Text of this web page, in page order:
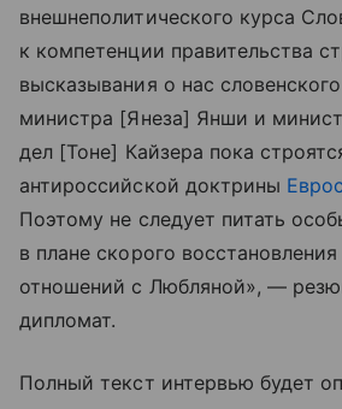
внешнеполитического курса
к компетенции правительства
высказывания о нас
министра [Янеза] Янши и
дел [Тоне] Кайзера пока
антироссийской доктрины
Поэтому не следует питать
в плане скорого
отношений с Любляной», —
дипломат.
Полный текст интервью будет